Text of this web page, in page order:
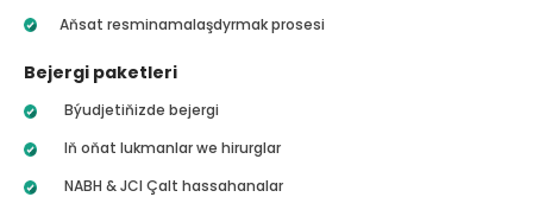
Aňsat resminamalaşdyrmak prosesi
Bejergi paketleri
Býudjetiňizde bejergi
Iň oňat lukmanlar we hirurglar
NABH & JCI Çalt hassahanalar